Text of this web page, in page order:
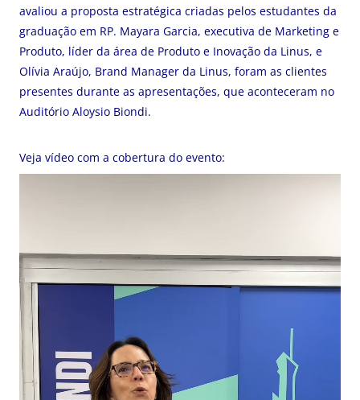
avaliou a proposta estratégica criadas pelos estudantes da
graduação em RP. Mayara Garcia, executiva de Marketing e
Produto, líder da área de Produto e Inovação da Linus, e
Olívia Araújo, Brand Manager da Linus, foram as clientes
presentes durante as apresentações, que aconteceram no
Auditório Aloysio Biondi.
Veja vídeo com a cobertura do evento: